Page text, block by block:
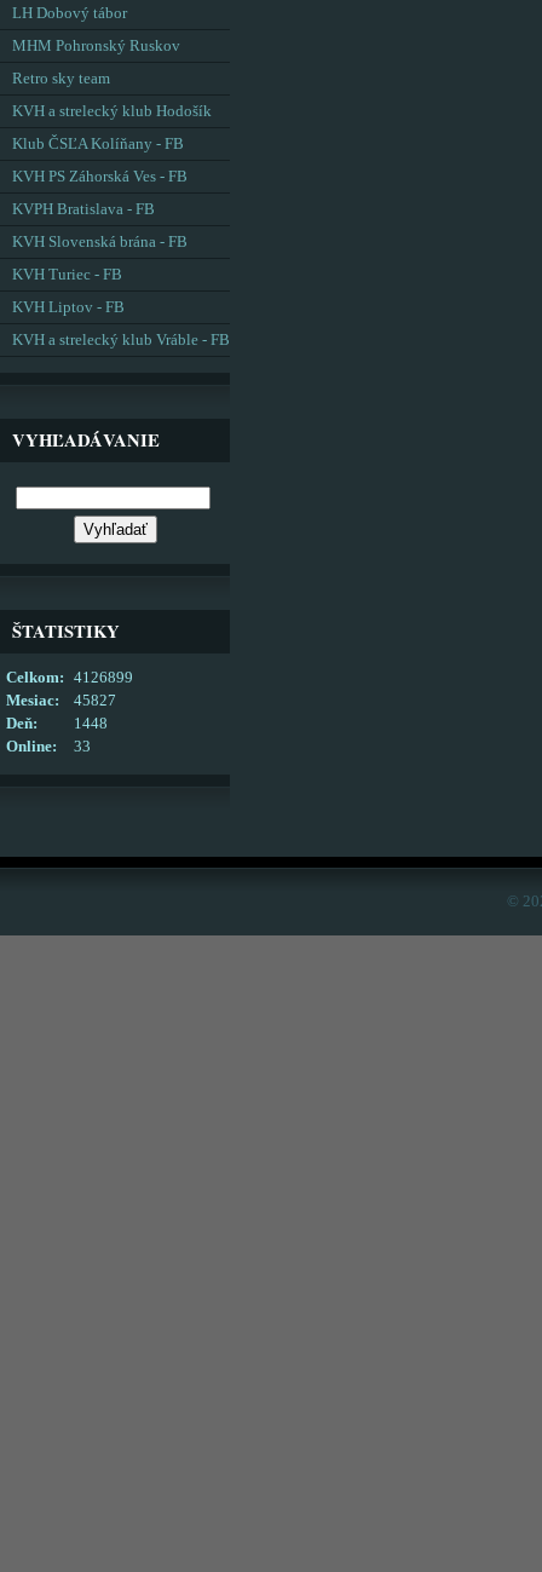
LH Dobový tábor
MHM Pohronský Ruskov
Retro sky team
KVH a strelecký klub Hodošík
Klub ČSĽA Kolíňany - FB
KVH PS Záhorská Ves - FB
KVPH Bratislava - FB
KVH Slovenská brána - FB
KVH Turiec - FB
KVH Liptov - FB
KVH a strelecký klub Vráble - FB
VYHĽADÁVANIE
ŠTATISTIKY
Online: 33
Celkom:
4126899
Mesiac:
45827
Deň:
1448
©